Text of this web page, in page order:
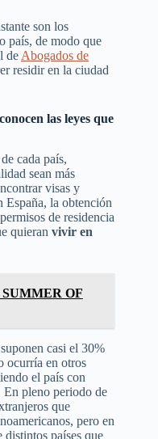
son los
país, de modo que
de Abogados de
residir en la ciudad
las leyes que
cada país,
sean más
visas y
España, la obtención
de residencia
quieran vivir en
SUMMER OF
casi el 30%
ocurría en otros
el país con
En pleno periodo de
que
pero en
distintos países que